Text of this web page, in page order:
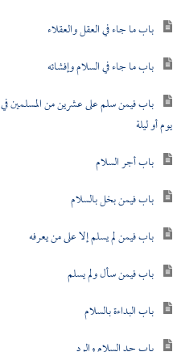
باب ما جاء في العقل والعقلاء
باب ما جاء في السلام وإفشائه
باب فيمن سلم على عشرين من المسلمين في
يوم أو ليلة
باب أجر السلام
باب فيمن بخل بالسلام
باب فيمن لم يسلم إلا على من يعرفه
باب فيمن سأل ولم يسلم
باب البداءة بالسلام